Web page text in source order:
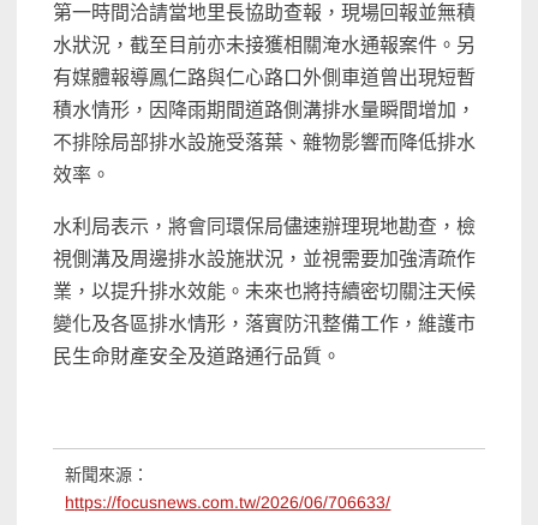
第一時間洽請當地里長協助查報，現場回報並無積
水狀況，截至目前亦未接獲相關淹水通報案件。另
有媒體報導鳳仁路與仁心路口外側車道曾出現短暫
積水情形，因降雨期間道路側溝排水量瞬間增加，
不排除局部排水設施受落葉、雜物影響而降低排水
效率。
水利局表示，將會同環保局儘速辦理現地勘查，檢
視側溝及周邊排水設施狀況，並視需要加強清疏作
業，以提升排水效能。未來也將持續密切關注天候
變化及各區排水情形，落實防汛整備工作，維護市
民生命財產安全及道路通行品質。
新聞來源：
https://focusnews.com.tw/2026/06/706633/